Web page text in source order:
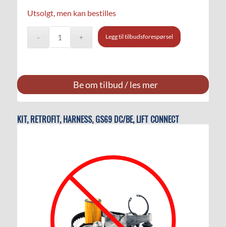
Utsolgt, men kan bestilles
Legg til tilbudsforespørsel
Be om tilbud / les mer
KIT, RETROFIT, HARNESS, GS69 DC/BE, LIFT CONNECT